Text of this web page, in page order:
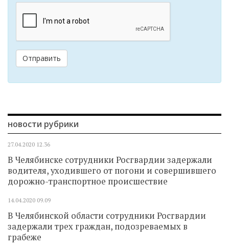
Отправить
новости рубрики
27.04.2020 12.36
В Челябинске сотрудники Росгвардии задержали
водителя, уходившего от погони и совершившего
дорожно-транспортное происшествие
14.04.2020 09.09
В Челябинской области сотрудники Росгвардии
задержали трех граждан, подозреваемых в
грабеже